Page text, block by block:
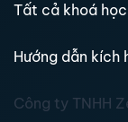
Tất cả khoá học
Hướng dẫn kích
Công ty TNHH